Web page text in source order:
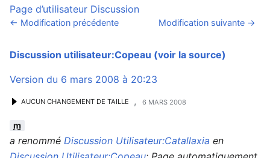
Page d’utilisateur Discussion
← Modification précédente Modification suivante →
Discussion utilisateur:Copeau (voir la source)
Version du 6 mars 2008 à 20:23
AUCUN CHANGEMENT DE TAILLE , 6 MARS 2008
m
a renommé Discussion Utilisateur:Catallaxia en